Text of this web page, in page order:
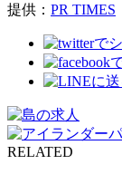
提供： PR TIMES
RELATED